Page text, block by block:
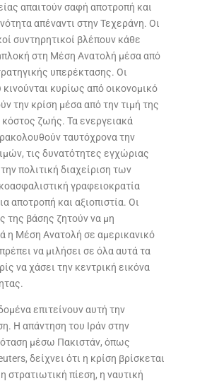
απαιτούν σαφή αποτροπή και
απέναντι στην Τεχεράνη. Οι
συντηρητικοί βλέπουν κάθε
στη Μέση Ανατολή μέσα από
υπερέκτασης. Οι
κυρίως από οικονομικό
την κρίση μέσα από την τιμή της
κόστος ζωής. Τα ενεργειακά
ταυτόχρονα την
τις δυνατότητες εγχώριας
πολιτική διαχείριση των
γραφειοκρατία
αποτροπή και αξιοπιστία. Οι
της βάσης ζητούν να μη
η Μέση Ανατολή σε αμερικανικό
να μιλήσει σε όλα αυτά τα
να χάσει την κεντρική εικόνα
επιτείνουν αυτή την
Η απάντηση του Ιράν στην
μέσω Πακιστάν, όπως
δείχνει ότι η κρίση βρίσκεται
στρατιωτική πίεση, η ναυτική